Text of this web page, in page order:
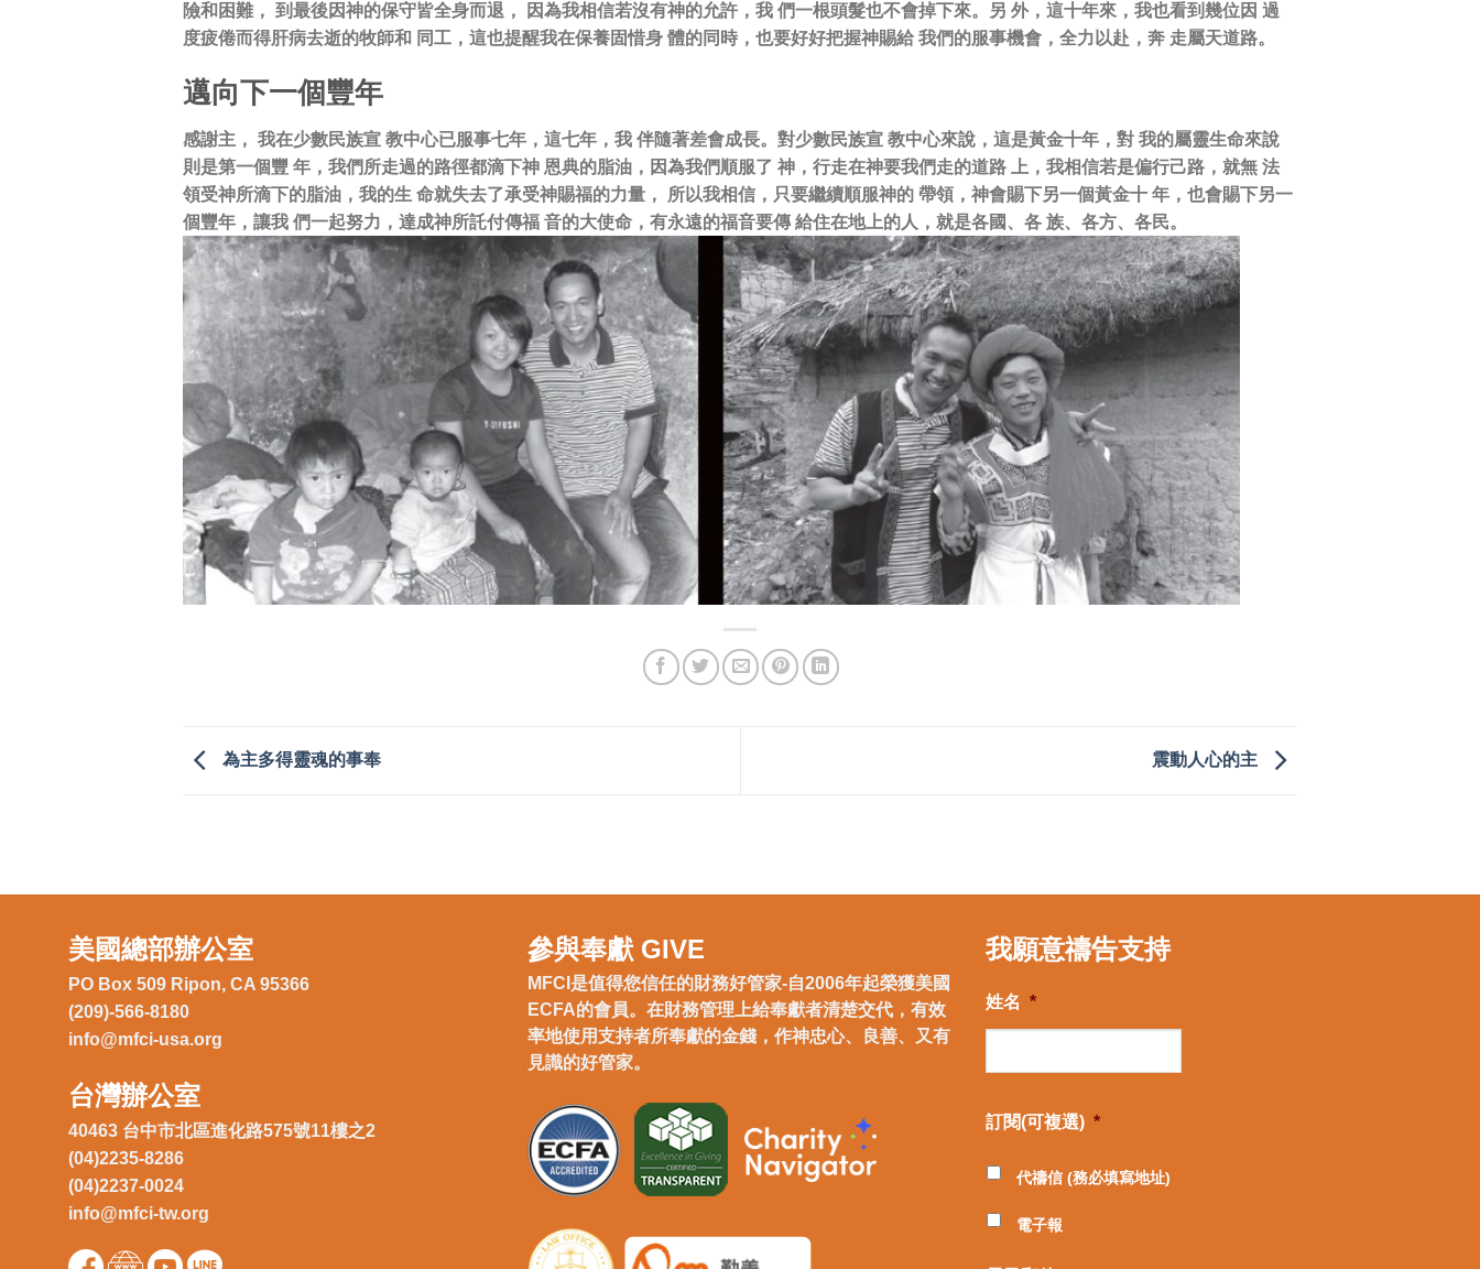
險和困難， 到最後因神的保守皆全身而退， 因為我相信若沒有神的允許，我 們一根頭髮也不會掉下來。另 外，這十年來，我也看到幾位因 過
度疲倦而得肝病去逝的牧師和 同工，這也提醒我在保養固惜身 體的同時，也要好好把握神賜給 我們的服事機會，全力以赴，奔 走屬天道路。
邁向下一個豐年
感謝主， 我在少數民族宣 教中心已服事七年，這七年，我 伴隨著差會成長。對少數民族宣 教中心來說，這是黃金十年，對 我的屬靈生命來說
則是第一個豐 年，我們所走過的路徑都滴下神 恩典的脂油，因為我們順服了 神，行走在神要我們走的道路 上，我相信若是偏行己路，就無 法
領受神所滴下的脂油，我的生 命就失去了承受神賜福的力量， 所以我相信，只要繼續順服神的 帶領，神會賜下另一個黃金十 年，也會賜下另一
個豐年，讓我 們一起努力，達成神所託付傳福 音的大使命，有永遠的福音要傳 給住在地上的人，就是各國、各 族、各方、各民。
為主多得靈魂的事奉 震動人心的主
美國總部辦公室
PO Box 509 Ripon, CA 95366
(209)-566-8180
info@mfci-usa.org
台灣辦公室
40463 台中市北區進化路575號11樓之2
(04)2235-8286
(04)2237-0024
info@mfci-tw.org
參與奉獻 GIVE
MFCI是值得您信任的財務好管家-自2006年起榮獲美國
ECFA的會員。在財務管理上給奉獻者清楚交代，有效
率地使用支持者所奉獻的金錢，作神忠心、良善、又有
見識的好管家。
我願意禱告支持
姓名 *
訂閱(可複選) *
代禱信 (務必填寫地址)
電子報